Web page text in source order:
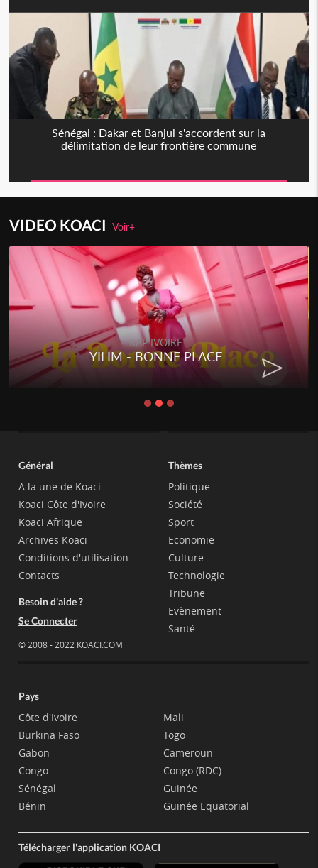
Sénégal : Dakar et Banjul s'accordent sur la
délimitation de leur frontière commune
VIDEO KOACIVoir+
RAP IVOIRE
RENARD BARAKISSA - DOS DE
CHAT
Général
A la une de Koaci
Koaci Côte d'Ivoire
Koaci Afrique
Archives Koaci
Conditions d'utilisation
Contacts
Besoin d'aide ?
Se Connecter
© 2008 - 2022 KOACI.COM
Thèmes
Politique
Société
Sport
Economie
Culture
Technologie
Tribune
Evènement
Santé
Pays
Côte d'Ivoire
Burkina Faso
Gabon
Congo
Sénégal
Bénin
Mali
Togo
Cameroun
Congo (RDC)
Guinée
Guinée Equatorial
Télécharger l'application KOACI